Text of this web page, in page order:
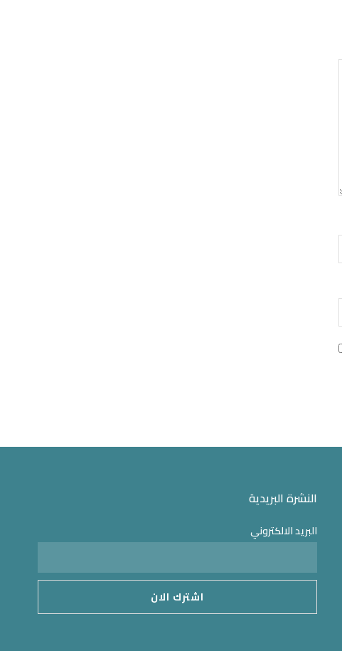
النشرة البريدية
البريد الالكتروني